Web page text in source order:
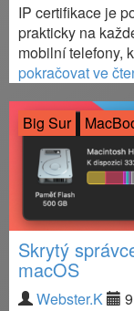
IP certifikace je
prakticky na
mobilní telefony,
pokračovat ve
Big Sur
Skrytý
macOS
Webster.K